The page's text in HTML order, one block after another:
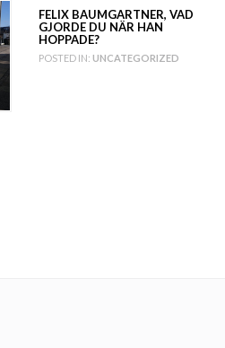
FELIX BAUMGARTNER, VAD
GJORDE DU NÄR HAN
HOPPADE?
POSTED IN: UNCATEGORIZED